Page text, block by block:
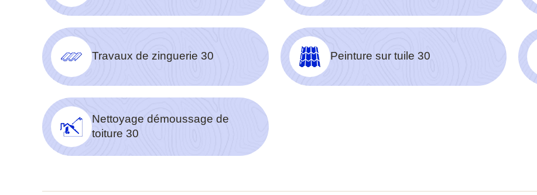
Travaux de zinguerie 30 Peinture sur tuile 30
Nettoyage démoussage de
toiture 30